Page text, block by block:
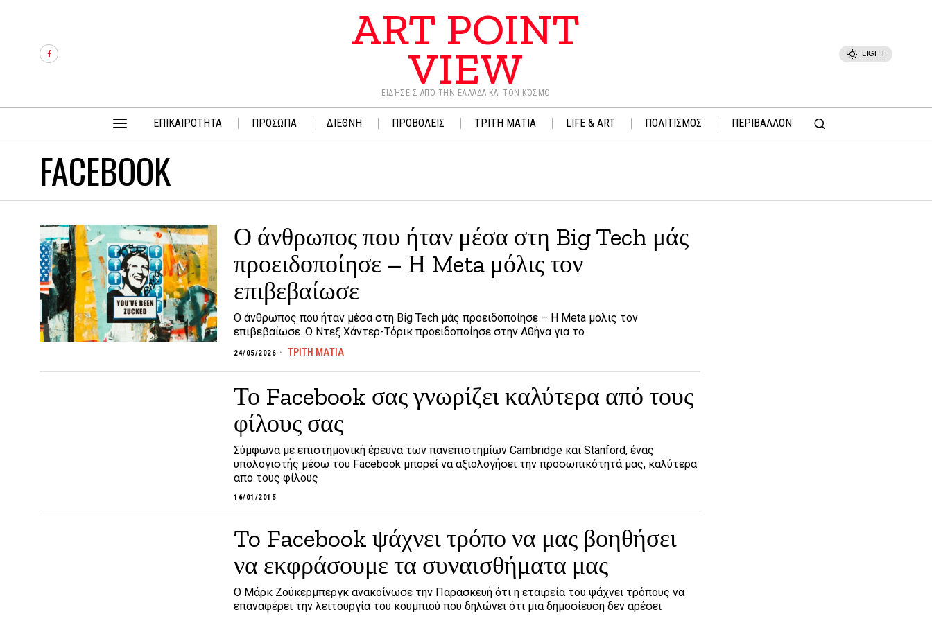
ART POINT
VIEW
ΕΙΔΉΣΕΙΣ ΑΠΌ ΤΗΝ ΕΛΛΆΔΑ ΚΑΙ ΤΟΝ ΚΌΣΜΟ
LIGHT
ΕΠΙΚΑΙΡΟΤΗΤΑ ΠΡΟΣΩΠΑ ΔΙΕΘΝΗ ΠΡΟΒΟΛΕΙΣ ΤΡΙΤΗ ΜΑΤΙΑ LIFE & ART ΠΟΛΙΤΙΣΜΟΣ ΠΕΡΙΒΑΛΛΟΝ
FACEBOOK
Ο άνθρωπος που ήταν μέσα στη Big Tech μάς
προειδοποίησε – Η Meta μόλις τον
επιβεβαίωσε
Ο άνθρωπος που ήταν μέσα στη Big Tech μάς προειδοποίησε – Η Meta μόλις τον
επιβεβαίωσε. Ο Ντεξ Χάντερ-Τόρικ προειδοποίησε στην Αθήνα για το
24/05/2026 ΤΡΙΤΗ ΜΑΤΙΑ
Το Facebook σας γνωρίζει καλύτερα από τους
φίλους σας
Σύμφωνα με επιστημονική έρευνα των πανεπιστημίων Cambridge και Stanford, ένας
υπολογιστής μέσω του Facebook μπορεί να αξιολογήσει την προσωπικότητά μας, καλύτερα
από τους φίλους
16/01/2015
To Facebook ψάχνει τρόπο να μας βοηθήσει
να εκφράσουμε τα συναισθήματα μας
Ο Μάρκ Ζούκερμπεργκ ανακοίνωσε την Παρασκευή ότι η εταιρεία του ψάχνει τρόπους να
επαναφέρει την λειτουργία του κουμπιού που δηλώνει ότι μια δημοσίευση δεν αρέσει